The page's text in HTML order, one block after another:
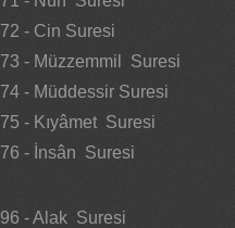
72 - Cin Suresi
73 - Müzzemmil Suresi
74 - Müddessir Suresi
75 - Kıyâmet Suresi
76 - İnsân Suresi
96 - Alak Suresi